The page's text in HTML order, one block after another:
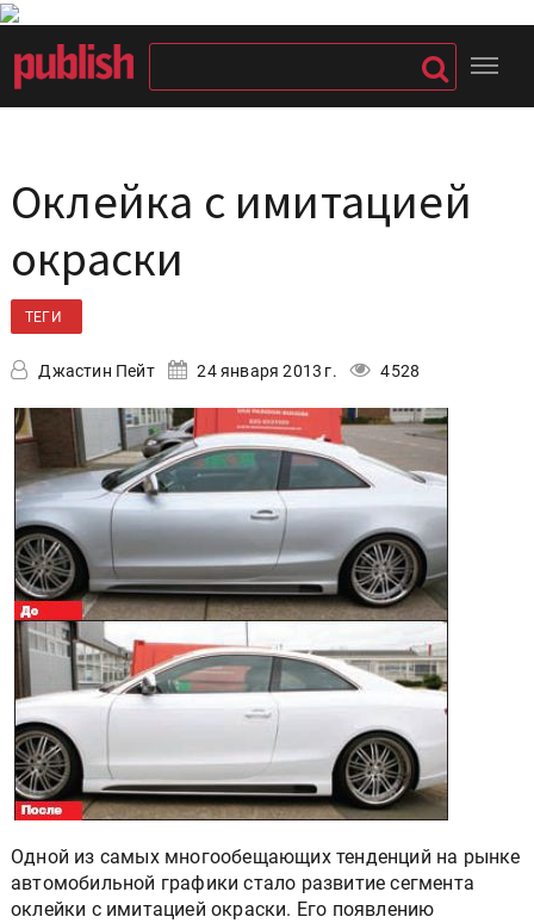
Оклейка с имитацией
окраски
ТЕГИ
Джастин Пейт 24 января 2013 г. 4528
Одной из самых многообещающих тенденций на рынке
автомобильной графики стало развитие сегмента
оклейки с имитацией окраски. Его появлению